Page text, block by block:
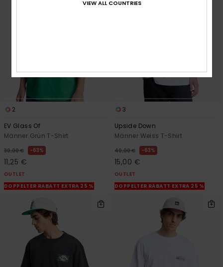
2
EV Glass Of
Männer Grün T-Shirt
30,00 € 63%
11,25 €
OUTLET
DOPPELTER RABATT EXTRA 25 %
3
Upside Down
Männer Weiss T-Shirt
40,00 € 63%
15,00 €
OUTLET
DOPPELTER RABATT EXTRA 25 %
VIEW ALL COUNTRIES